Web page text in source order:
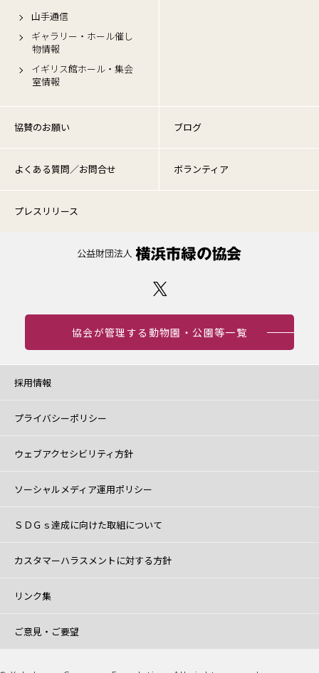
山手通信
ギャラリー・ホール催し
物情報
イギリス館ホール・集会
室情報
協賛のお願い ブログ
よくある質問／お問合せ ボランティア
プレスリリース
協会が管理する動物園・公園等一覧
採用情報
プライバシーポリシー
ウェブアクセシビリティ方針
ソーシャルメディア運用ポリシー
ＳＤＧｓ達成に向けた取組について
カスタマーハラスメントに対する方針
リンク集
ご意見・ご要望